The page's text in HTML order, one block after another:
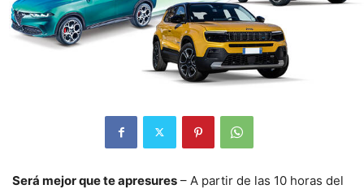
Será mejor que te apresures – A partir de las 10 horas del